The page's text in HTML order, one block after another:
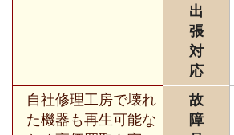
出
張
対
応
自社修理工房で壊れ
た機器も再生可能な
故
障